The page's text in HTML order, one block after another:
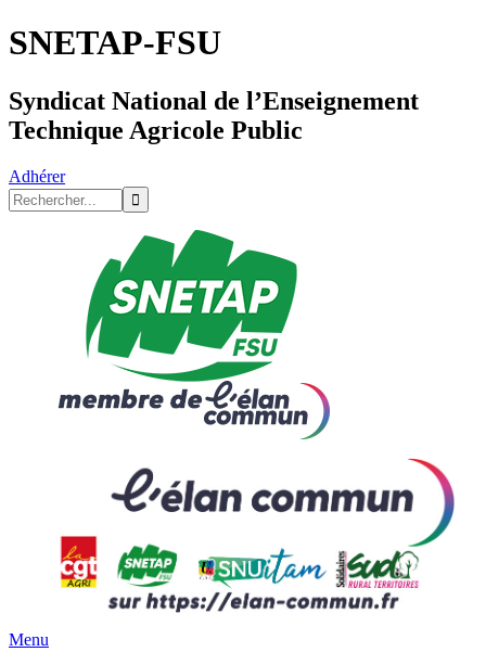
SNETAP-FSU
Syndicat National de l’Enseignement
Technique Agricole Public
Adhérer
Menu